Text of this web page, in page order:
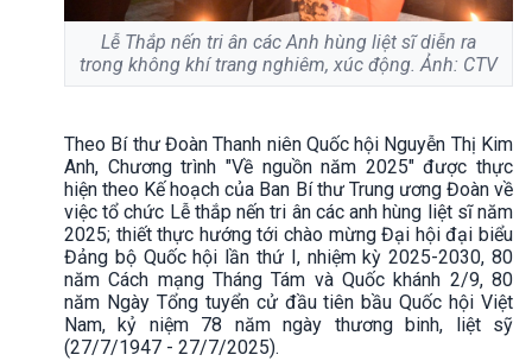
Lễ Thắp nến tri ân các Anh hùng liệt sĩ diễn ra
trong không khí trang nghiêm, xúc động. Ảnh: CTV
Theo Bí thư Đoàn Thanh niên Quốc hội Nguyễn Thị Kim
Anh, Chương trình "Về nguồn năm 2025" được thực
hiện theo Kế hoạch của Ban Bí thư Trung ương Đoàn về
việc tổ chức Lễ thắp nến tri ân các anh hùng liệt sĩ năm
2025; thiết thực hướng tới chào mừng Đại hội đại biểu
Đảng bộ Quốc hội lần thứ I, nhiệm kỳ 2025-2030, 80
năm Cách mạng Tháng Tám và Quốc khánh 2/9, 80
năm Ngày Tổng tuyển cử đầu tiên bầu Quốc hội Việt
Nam, kỷ niệm 78 năm ngày thương binh, liệt sỹ
(27/7/1947 - 27/7/2025).